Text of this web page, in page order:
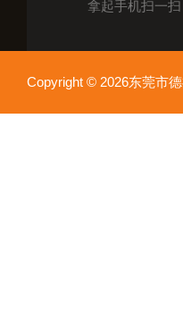
拿起手机扫一扫
Copyright © 2026东莞市